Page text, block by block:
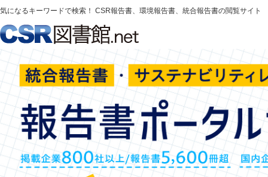
気になるキーワードで検索！ CSR報告書、環境報告書、統合報告書の閲覧サイト